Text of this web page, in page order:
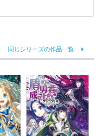
同じシリーズの作品一覧